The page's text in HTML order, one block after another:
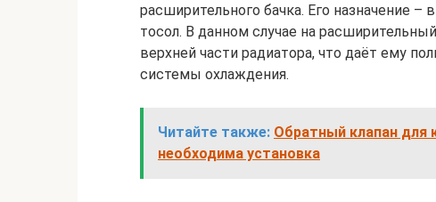
расширительного бачка. Его назначение
тосол. В данном случае на
верхней части радиатора, что даёт ему
системы охлаждения.
Читайте также: Обратный клапан для
необходима установка